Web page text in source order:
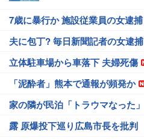
7歳に暴行か 施設従業員の女逮捕
夫に包丁? 毎日新聞記者の女逮捕
立体駐車場から車落下 夫婦死傷
「泥酔者」熊本で通報が頻発か
家の隣が民泊「トラウマなった」
露 原爆投下巡り広島市長を批判